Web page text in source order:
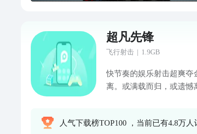
超凡先锋
飞行射击 1.9GB
快节奏的娱乐射击超爽夺
离。或满载而归，或遗憾
人气下载榜TOP100 ，当前已有4.8万人